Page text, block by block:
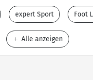
expert Sport Foot
Alle anzeigen